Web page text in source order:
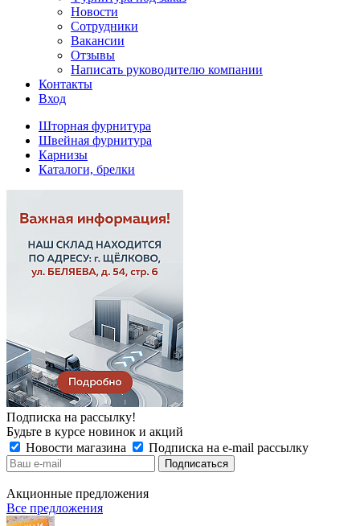
Новости
Сотрудники
Вакансии
Отзывы
Написать руководителю компании
Контакты
Вход
Шторная фурнитура
Швейная фурнитура
Карнизы
Каталоги, брелки
Подписка на рассылку!
Будьте в курсе новинок и акций
Новости магазина
Подписка на e-mail рассылку
Акционные предложения
Все предложения